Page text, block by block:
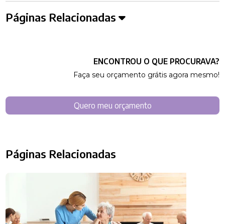
Páginas Relacionadas
ENCONTROU O QUE PROCURAVA?
Faça seu orçamento grátis agora mesmo!
Quero meu orçamento
Páginas Relacionadas